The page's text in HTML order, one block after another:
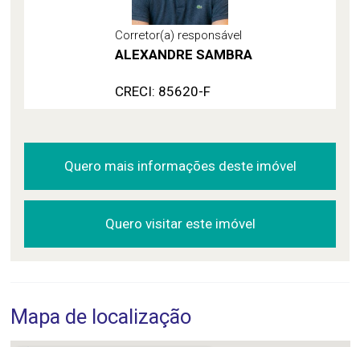
Corretor(a) responsável
ALEXANDRE SAMBRA
CRECI: 85620-F
Quero mais informações deste imóvel
Quero visitar este imóvel
Mapa de localização